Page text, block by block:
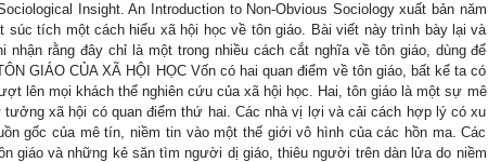
Insight. An Introduction to Non-Obvious Sociology xuất bản năm
súc tích một cách hiểu xã hội học về tôn giáo. Bài viết này trình bày lại và
rằng đây chỉ là một trong nhiều cách cắt nghĩa về tôn giáo, dùng để
GIÁO CỦA XÃ HỘI HỌC Vốn có hai quan điểm về tôn giáo, bất kể ta có
lên mọi khách thể nghiên cứu của xã hội học. Hai, tôn giáo là một sự mê
xã hội có quan điểm thứ hai. Các nhà vị lợi và cải cách hợp lý có xu
gốc của mê tín, niềm tin vào một thế giới vô hình của các hồn ma. Các
giáo và những kẻ săn tìm người dị giáo, thiêu người trên dàn lửa do niềm